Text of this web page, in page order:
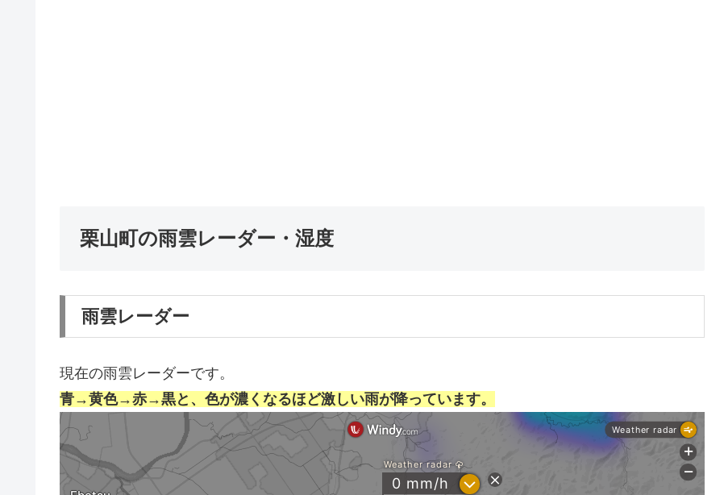
栗山町の雨雲レーダー・湿度
雨雲レーダー
現在の雨雲レーダーです。
青→黄色→赤→黒と、色が濃くなるほど激しい雨が降っています。